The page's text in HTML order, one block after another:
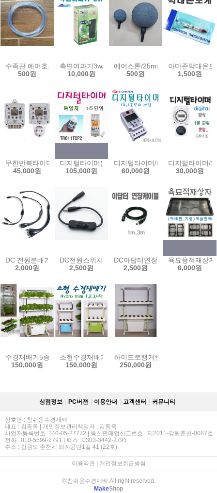
수족관 에어호스1m 5m 기포발생기 호스 수족관 어항 기포 산소 에어
500원
측면여과기3w/수질정화/수족관/수조여과기/아마존
10,000원
에어스톤/25mm/50mm/콩돌/기
500원
아마존막대온
1,500원
무한반복타이머(1초단위)/주간타이머(1분단위)/IRT16-B/IRT16-D/디
45,000원
디지털타이머(독일)/1초단위/1분단위/
105,000원
디지털타이머/HTS-AT10/1초/1
60,000원
디지털타이머/
30,000원
DC 전원분배기 2 4 8분배 CCTV 문어발 아답터 분배기
2,000원
DC전원스위치케이블 12V 온오프 버튼 연장케이블
2,500원
DC아답터연장선1m/3m/아답터
2,500원
육묘용적재상
6,000원
수경재배기5종/양액재배기 인삼수경재배기 LED수경재배기 아쿠아포
150,000원
소형수경재배기 1단 2단 3단 채소 허브 야채 인삼
150,000원
하이드로행거킷2단/3단/HGH-2/
250,000원
상점정보 PC버젼 이용안내 고객센터 커뮤니티
상호명 : 참쉬운수경재배
대표 : 김동옥 | 개인정보관리책임자 : 김동옥
사업자등록번호 :140-05-27772 | 통신판매업신고번호 : 제2011-강원춘천-0087호
전화 : 010-5599-2791 | 팩스 : 0303-3442-2791
주소 : 강원도 춘천시 퇴계공단1길 41 (22호)
이용약관| 개인정보취급방침
ⓒ참쉬운수경재배 All right reserved.
MakeShop